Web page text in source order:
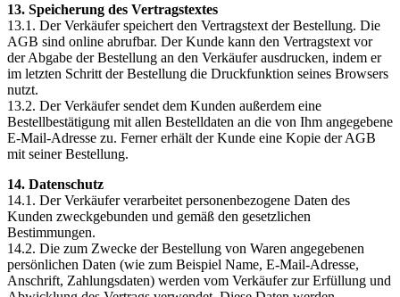
13. Speicherung des Vertragstextes
13.1. Der Verkäufer speichert den Vertragstext der Bestellung. Die
AGB sind online abrufbar. Der Kunde kann den Vertragstext vor
der Abgabe der Bestellung an den Verkäufer ausdrucken, indem er
im letzten Schritt der Bestellung die Druckfunktion seines Browsers
nutzt.
13.2. Der Verkäufer sendet dem Kunden außerdem eine
Bestellbestätigung mit allen Bestelldaten an die von Ihm angegebene
E-Mail-Adresse zu. Ferner erhält der Kunde eine Kopie der AGB
mit seiner Bestellung.
14. Datenschutz
14.1. Der Verkäufer verarbeitet personenbezogene Daten des
Kunden zweckgebunden und gemäß den gesetzlichen
Bestimmungen.
14.2. Die zum Zwecke der Bestellung von Waren angegebenen
persönlichen Daten (wie zum Beispiel Name, E-Mail-Adresse,
Anschrift, Zahlungsdaten) werden vom Verkäufer zur Erfüllung und